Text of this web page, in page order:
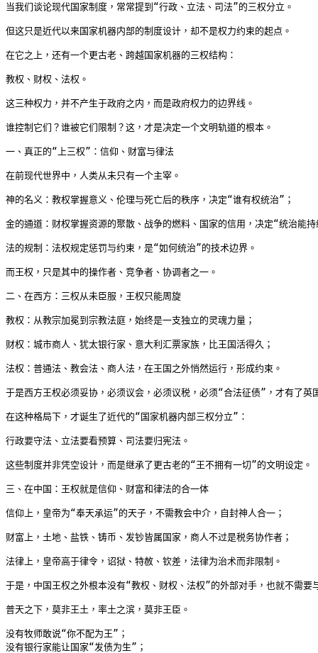
当我们谈论现代国家制度，常常提到“行政、立法、司法”的三权分立。
但这只是近代以来国家机器内部的制度设计，却不是权力约束的起点。
在它之上，还有一个更古老、跨越国家机器的三权结构：
教权、财权、法权。
这三种权力，并不产生于政府之内，而是政府权力的边界线。
谁控制它们？谁被它们限制？这，才是决定一个文明轨道的根本。
一、真正的“上三权”：信仰、财富与律法
在前现代世界中，人类从未只有一个主宰。
神的名义：教权掌握意义、伦理与死亡后的秩序，决定“谁有权统治”；
金的通道：财权掌握资源的聚散、战争的燃料、国家的信用，决定“统治能
法的规制：法权规定惩罚与约束，是“如何统治”的技术边界。
而王权，只是其中的操作者、竞争者、协调者之一。
二、在西方：三权从未臣服，王权只能周旋
教权：从教宗加冕到宗教法庭，始终是一支独立的灵魂力量；
财权：城市商人、犹太银行家、意大利汇票家族，比王国活得久；
法权：普通法、教会法、商人法，在王国之外悄然运行，形成约束。
于是西方王权必须妥协，必须议会，必须议税，必须“合法征债”，才有了
在这种格局下，才诞生了近代的“国家机器内部三权分立”：
行政要守法、立法要看预算、司法要归宪法。
这些制度并非凭空设计，而是继承了更古老的“王不拥有一切”的文明设定。
三、在中国：王权就是信仰、财富和律法的合一体
信仰上，皇帝为“奉天承运”的天子，不需教会中介，自封神人合一；
财富上，土地、盐铁、铸币、发钞皆属国家，商人不过是税务协作者；
法律上，皇帝高于律令，诏狱、特赦、钦差，法律为治术而非限制。
于是，中国王权之外根本没有“教权、财权、法权”的外部对手，也就不需要
普天之下，莫非王土，率土之滨，莫非王臣。
没有牧师敢说“你不配为王”；
没有银行家能让国家“发债为生”；